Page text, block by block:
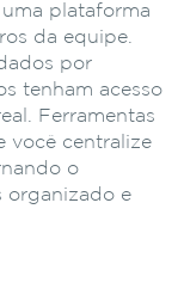
plataforma
da equipe.
por
tenham acesso
Ferramentas
você centralize
o
organizado e